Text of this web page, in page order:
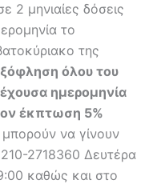
2 μηνιαίες δόσεις
το
της
όλου του
ημερομηνία
έκπτωση 5%
να γίνουν
2718360 Δευτέρα
καθώς και στο